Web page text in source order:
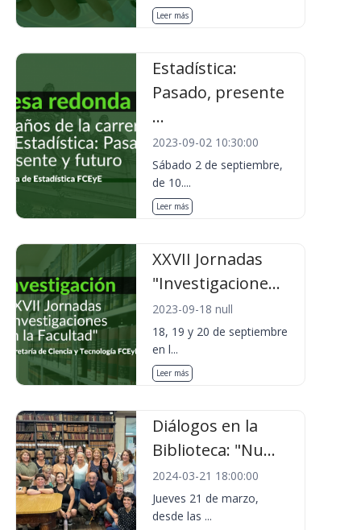
Leer más
Estadística:
Pasado, presente
...
2023-09-02 10:30:00
Sábado 2 de septiembre,
de 10....
Leer más
XXVII Jornadas
"Investigacione...
2023-09-18 null
18, 19 y 20 de septiembre
en l...
Leer más
Diálogos en la
Biblioteca: "Nu...
2024-03-21 18:00:00
Jueves 21 de marzo,
desde las ...